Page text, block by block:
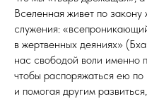
Вселенная живет по закону
служения:
в жертвенных деяниях»
нас свободой воли именно
чтобы распоряжаться ею
и помогая другим